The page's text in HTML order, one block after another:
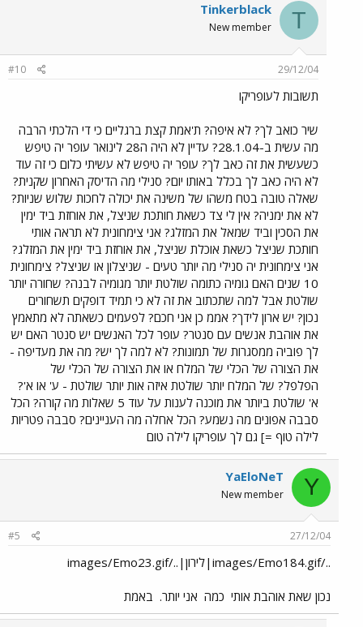
T
Tinkerblack
New member
29/12/04
#10
תשובות לעופריקו
שיר כואב לך? לא איפה? ת'אמת קצת ברגליים כי די הלכתי הרבה
מה עשית ב-28.1.04? עדיין לא היה ה28 לינואר עופר יה טיפש
כשעשית את זה כאב לך? עופר יה טיפש לא עשיתי כלום כי זה עוד
לא היה כאב לך בכלל באותו יום? סנילי מה הדיסק האחרון שקנית?
שאלה טובה בטח משהו של משינה את יכולה לחכות שלוש שניות?
לא את ימניה? אין לי צד כשאת חותכת שניצל, את אוחזת ביד ימין
את הסכין וביד שמאל את המזלג? אני צימחונית לא תראה אותי
חותכת שניצל כשאת אוכלת שניצל, את אוחזת ביד ימין את המזלג?
אני צימחונית יה סנילי מה יותר טעים - שניצלון או שניצל? צימחונית
10 שנים האם גומיה כתומה שולטת יותר מגומיה לבנה? שחורה יותר
שולטת אבל למה שתכתוב את זה לא כי תמיד דופקים תשחורים
נכון? יש ארון לידך? אממ כן אני חכם? לפעמים כשאתה לא מתאמץ
את אוהבת אנשים עם סנטר? עופר לכל האנשים יש סנטר האם יש
לך פוביה ממסגרות של תמונות? לא למה לך יש? מה את מעדיפה -
את הצורה של הכלי של המלח או את הצורה של הכלי של
הפלפל? של המלח יותר שולטת איזה אות יותר שולטת - ע' או א'?
א' שולטת ביותר את מוכנה לענות על עוד 5 שאלות מה קורה? הכל
סבבה אפונים מה נשמע? הכל אחלה מה העניינים? סבבה פטריות
לילה טוף =] גם לך עופריקו לילה טום
Y
YaEloNeT
New member
27/12/04
#5
../images/Emo184.gif|לירון|../images/Emo23.gif
נכון שאת אוהבת אותי כמה אני יותר. באמת